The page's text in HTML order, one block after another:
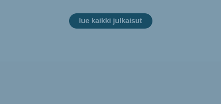
lue kaikki julkaisut